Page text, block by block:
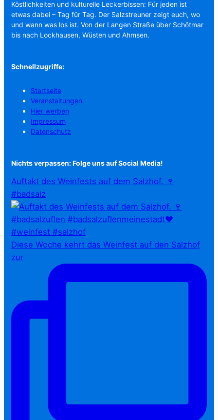
Köstlichkeiten und kulturelle Leckerbissen: Für jeden ist
etwas dabei – Tag für Tag. Der Salzstreuner zeigt euch, wo
und wann was los ist. Von der Langen Straße über Schötmar
bis nach Lockhausen, Wüsten und Ahmsen.
Schnellzugriffe:
Startseite
Veranstaltungen
Hier werben
Impressum
Datenschutz
Nichts verpassen: Folge uns auf Social Media!
Auftakt des Weinfests auf dem Salzhof. 🍷
#badsalz
Diese Woche kehrt das Weinfest auf den Salzhof
zur